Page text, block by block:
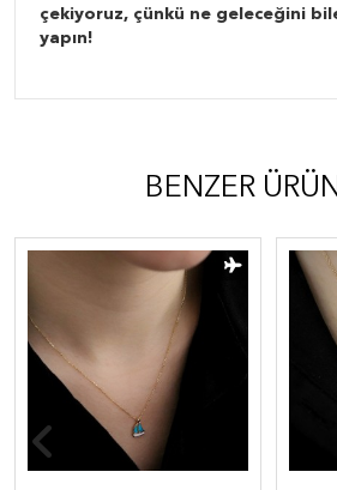
çekiyoruz, çünkü ne geleceğini
yapın!
BENZER